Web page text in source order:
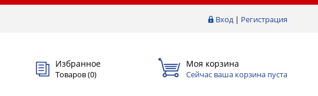
Вход| Регистрация
Избранное
Товаров (0)
Моя корзина
Сейчас ваша корзина пуста